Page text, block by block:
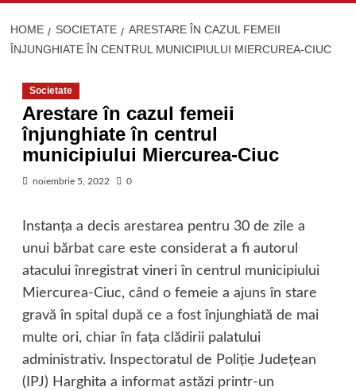
HOME SOCIETATE
ARESTARE ÎN CAZUL FEMEII
ÎNJUNGHIATE ÎN CENTRUL MUNICIPIULUI MIERCUREA-CIUC
Societate
Arestare în cazul femeii
înjunghiate în centrul
municipiului Miercurea-Ciuc
noiembrie 5, 2022 0
Instanța a decis arestarea pentru 30 de zile a
unui bărbat care este considerat a fi autorul
atacului înregistrat vineri în centrul municipiului
Miercurea-Ciuc, când o femeie a ajuns în stare
gravă în spital după ce a fost înjunghiată de mai
multe ori, chiar în fața clădirii palatului
administrativ. Inspectoratul de Poliție Județean
(IPJ) Harghita a informat astăzi printr-un